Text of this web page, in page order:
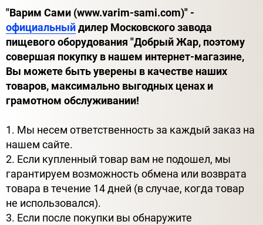
"Варим Сами (www.varim-sami.com)" -
официальныйдилер Московского завода
пищевого оборудования "Добрый Жар, поэтому
совершая покупку в нашем интернет-магазине,
Вы можете быть уверены в качестве наших
товаров, максимально выгодных ценах и
грамотном обслуживании!
1. Мы несем ответственность за каждый заказ на
нашем сайте.
2. Если купленный товар вам не подошел, мы
гарантируем возможность обмена или возврата
товара в течение 14 дней (в случае, когда товар
не использовался).
3. Если после покупки вы обнаружите